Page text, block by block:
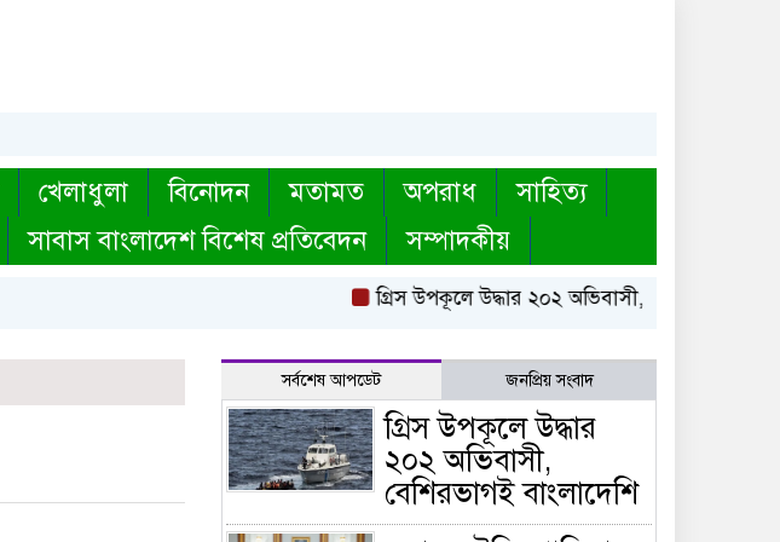
খেলাধুলা বিনোদন মতামত অপরাধ
সাহিত্য
সাবাস বাংলাদেশ বিশেষ প্রতিবেদন সম্পাদকীয়
গ্রিস উপকূলে উদ্ধার ২০২ অভিবাসী, বেশিরভাগই
সর্বশেষ আপডেট জনপ্রিয় সংবাদ
গ্রিস উপকূলে উদ্ধার
২০২ অভিবাসী,
বেশিরভাগই বাংলাদেশি